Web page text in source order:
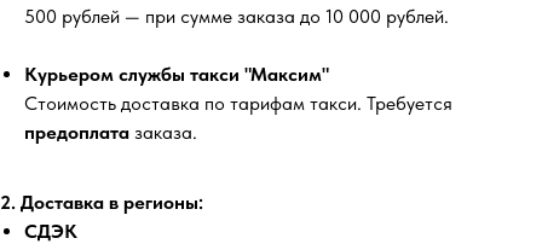
500 рублей — при сумме заказа до 10 000 рублей.
Курьером службы такси "Максим"
Стоимость доставка по тарифам такси. Требуется
предоплата заказа.
2. Доставка в регионы:
СДЭК